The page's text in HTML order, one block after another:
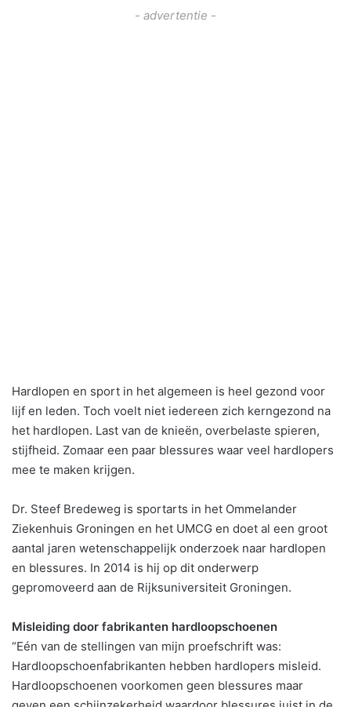
- advertentie -
Hardlopen en sport in het algemeen is heel gezond voor
lijf en leden. Toch voelt niet iedereen zich kerngezond na
het hardlopen. Last van de knieën, overbelaste spieren,
stijfheid. Zomaar een paar blessures waar veel hardlopers
mee te maken krijgen.
Dr. Steef Bredeweg is sportarts in het Ommelander
Ziekenhuis Groningen en het UMCG en doet al een groot
aantal jaren wetenschappelijk onderzoek naar hardlopen
en blessures. In 2014 is hij op dit onderwerp
gepromoveerd aan de Rijksuniversiteit Groningen.
Misleiding door fabrikanten hardloopschoenen
“Eén van de stellingen van mijn proefschrift was:
Hardloopschoenfabrikanten hebben hardlopers misleid.
Hardloopschoenen voorkomen geen blessures maar